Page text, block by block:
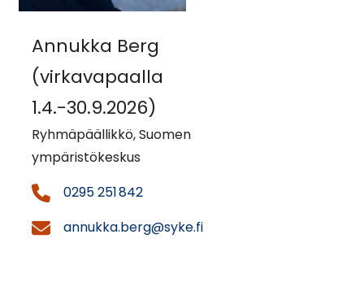
Annukka Berg
(virkavapaalla
1.4.-30.9.2026)
Ryhmäpäällikkö, Suomen
ympäristökeskus
0295 251 842
annukka.berg@syke.fi